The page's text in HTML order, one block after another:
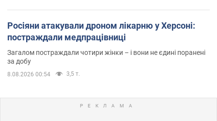
Росіяни атакували дроном лікарню у Херсоні:
постраждали медпрацівниці
Загалом постраждали чотири жінки – і вони не єдині поранені
за добу
8.08.2026 00:54 3,5 т.